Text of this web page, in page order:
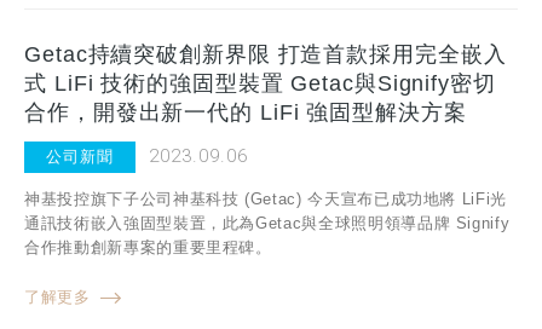
Getac持續突破創新界限 打造首款採用完全嵌入
式 LiFi 技術的強固型裝置 Getac與Signify密切
合作，開發出新一代的 LiFi 強固型解決方案
公司新聞 2023.09.06
神基投控旗下子公司神基科技 (Getac) 今天宣布已成功地將 LiFi光
通訊技術嵌入強固型裝置，此為Getac與全球照明領導品牌 Signify
合作推動創新專案的重要里程碑。
了解更多